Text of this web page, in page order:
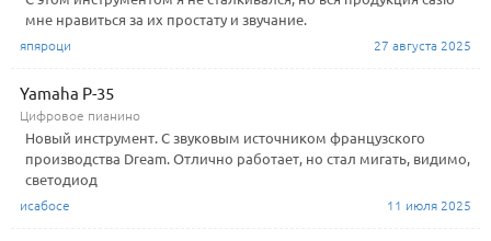
мне нравиться за их простату и звучание.
япяроци 27 августа 2025
Yamaha P-35
Цифровое пианино
Новый инструмент. С звуковым источником французского
производства Dream. Отлично работает, но стал мигать, видимо,
светодиод
исабосе 11 июля 2025